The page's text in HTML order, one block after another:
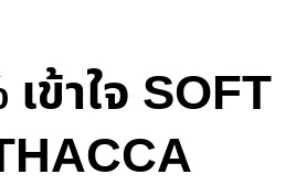
ข้าใจ SOFT